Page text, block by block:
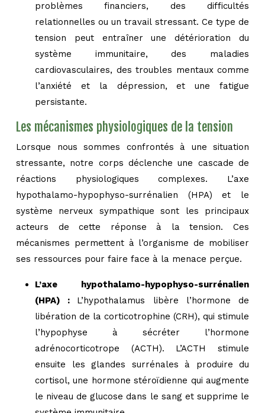
problèmes financiers, des difficultés
relationnelles ou un travail stressant. Ce type de
tension peut entraîner une détérioration du
système immunitaire, des maladies
cardiovasculaires, des troubles mentaux comme
l’anxiété et la dépression, et une fatigue
persistante.
Les mécanismes physiologiques de la tension
Lorsque nous sommes confrontés à une situation
stressante, notre corps déclenche une cascade de
réactions physiologiques complexes. L’axe
hypothalamo-hypophyso-surrénalien (HPA) et le
système nerveux sympathique sont les principaux
acteurs de cette réponse à la tension. Ces
mécanismes permettent à l’organisme de mobiliser
ses ressources pour faire face à la menace perçue.
L’axe hypothalamo-hypophyso-surrénalien
(HPA) : L’hypothalamus libère l’hormone de
libération de la corticotrophine (CRH), qui stimule
l’hypophyse à sécréter l’hormone
adrénocorticotrope (ACTH). L’ACTH stimule
ensuite les glandes surrénales à produire du
cortisol, une hormone stéroïdienne qui augmente
le niveau de glucose dans le sang et supprime le